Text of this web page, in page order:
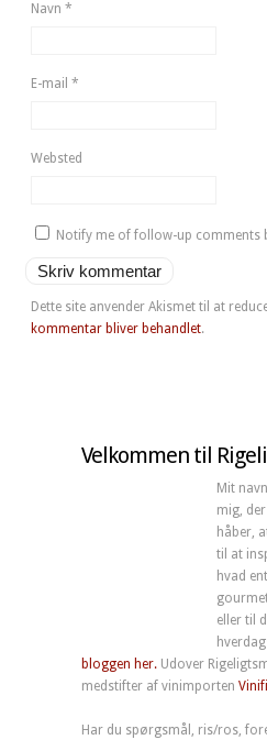
Navn *
E-mail *
Websted
Notify me of follow-up comments
Dette site anvender Akismet til at
kommentar bliver behandlet.
Velkommen til
Mit
mig,
håber,
til at
hvad
eller til
bloggen her. Udover
medstifter af vinimporten
Har du spørgsmål, ris/ros,